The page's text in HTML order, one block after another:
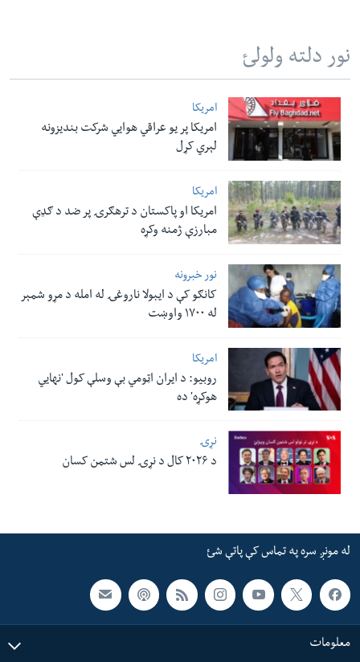
نور دلته ولولئ
امریکا
امریکا پر یو عراقي هوایي شرکت بندیزونه
لېري کړل
امریکا
امریکا او پاکستان د ترهګرۍ پر ضد د ګډې
مبارزې ژمنه وکړه
نور خبرونه
کانګو کې د ایبولا ناروغۍ له امله د مړو شمېر
له ۱۷۰۰ واوښت
امریکا
روبیو: د ایران اټومي بې وسلې کول 'نهايي
هوکړه' ده
نړۍ
د ۲۰۲۶ کال د نړۍ لس شتمن کسان
له مونږ سره په تماس کې پاتې شئ
معلومات